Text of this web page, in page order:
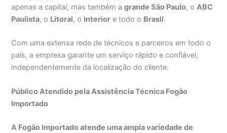
apenas a capital, mas também agrande São Paulo, oABC
Paulista, o Litoral, o Interior e todo o Brasil.
Com uma extensa rede de técnicos e parceiros em todo o
país, a empresa garante um serviço rápido e confiável,
independentemente da localização do cliente.
Público Atendido pela Assistência Técnica Fogão
Importado
A Fogão Importado atende uma ampla variedade de